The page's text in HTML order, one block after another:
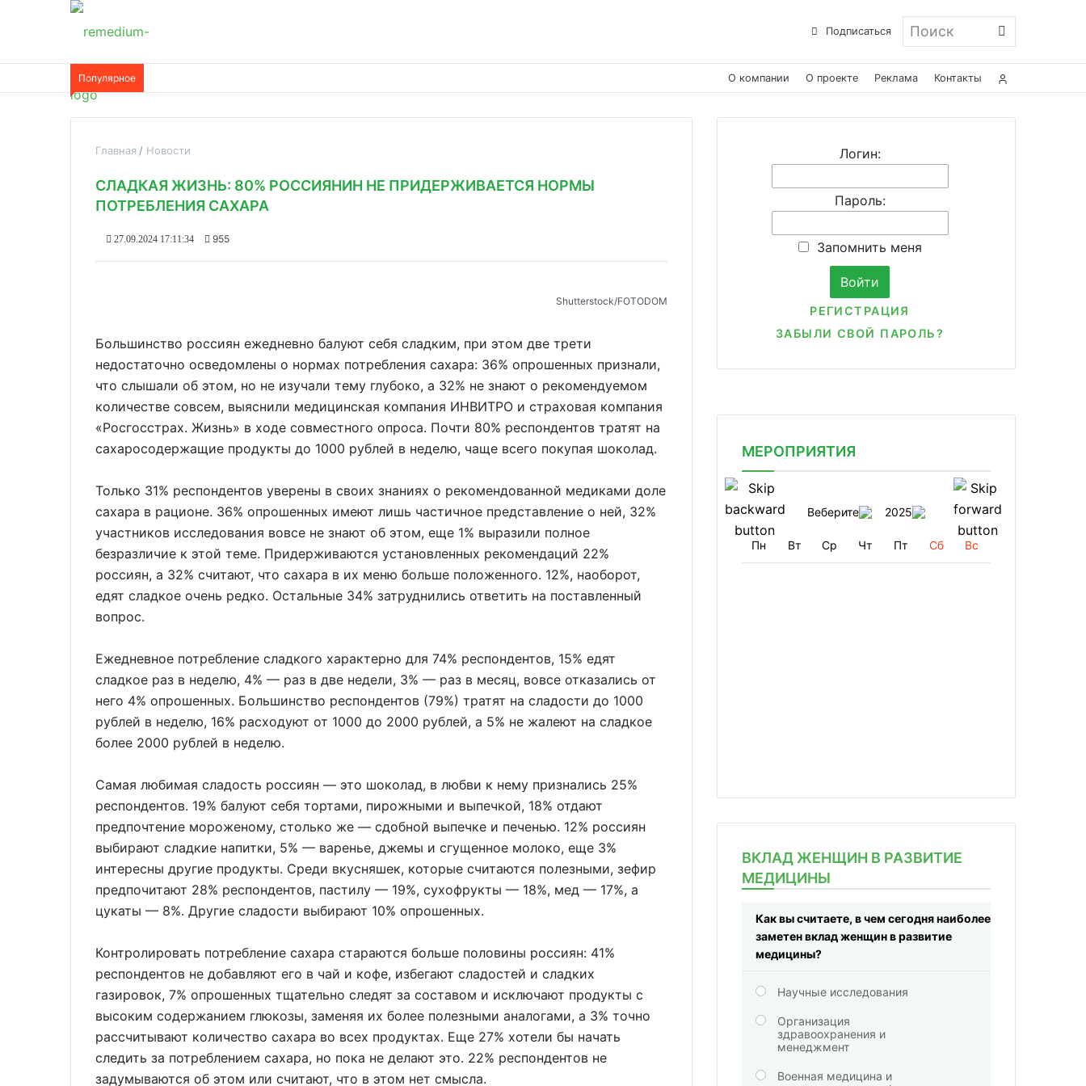
Подписаться Поиск
Популярное О компании О проекте Реклама Контакты
Главная Новости
СЛАДКАЯ ЖИЗНЬ: 80% РОССИЯНИН НЕ ПРИДЕРЖИВАЕТСЯ НОРМЫ
ПОТРЕБЛЕНИЯ САХАРА
27.09.2024 17:11:34 955
Shutterstoсk/FOTODOM
Большинство россиян ежедневно балуют себя сладким, при этом две трети
недостаточно осведомлены о нормах потребления сахара: 36% опрошенных признали,
что слышали об этом, но не изучали тему глубоко, а 32% не знают о рекомендуемом
количестве совсем, выяснили медицинская компания ИНВИТРО и страховая компания
«Росгосстрах. Жизнь» в ходе совместного опроса. Почти 80% респондентов тратят на
сахаросодержащие продукты до 1000 рублей в неделю, чаще всего покупая шоколад.
Только 31% респондентов уверены в своих знаниях о рекомендованной медиками доле
сахара в рационе. 36% опрошенных имеют лишь частичное представление о ней, 32%
участников исследования вовсе не знают об этом, еще 1% выразили полное
безразличие к этой теме. Придерживаются установленных рекомендаций 22%
россиян, а 32% считают, что сахара в их меню больше положенного. 12%, наоборот,
едят сладкое очень редко. Остальные 34% затруднились ответить на поставленный
вопрос.
Ежедневное потребление сладкого характерно для 74% респондентов, 15% едят
сладкое раз в неделю, 4% — раз в две недели, 3% — раз в месяц, вовсе отказались от
него 4% опрошенных. Большинство респондентов (79%) тратят на сладости до 1000
рублей в неделю, 16% расходуют от 1000 до 2000 рублей, а 5% не жалеют на сладкое
более 2000 рублей в неделю.
Самая любимая сладость россиян — это шоколад, в любви к нему признались 25%
респондентов. 19% балуют себя тортами, пирожными и выпечкой, 18% отдают
предпочтение мороженому, столько же — сдобной выпечке и печенью. 12% россиян
выбирают сладкие напитки, 5% — варенье, джемы и сгущенное молоко, еще 3%
интересны другие продукты. Среди вкусняшек, которые считаются полезными, зефир
предпочитают 28% респондентов, пастилу — 19%, сухофрукты — 18%, мед — 17%, а
цукаты — 8%. Другие сладости выбирают 10% опрошенных.
Контролировать потребление сахара стараются больше половины россиян: 41%
респондентов не добавляют его в чай и кофе, избегают сладостей и сладких
газировок, 7% опрошенных тщательно следят за составом и исключают продукты с
высоким содержанием глюкозы, заменяя их более полезными аналогами, а 3% точно
рассчитывают количество сахара во всех продуктах. Еще 27% хотели бы начать
следить за потреблением сахара, но пока не делают это. 22% респондентов не
задумываются об этом или считают, что в этом нет смысла.
Логин:
Пароль:
Запомнить меня
РЕГИСТРАЦИЯ
ЗАБЫЛИ СВОЙ ПАРОЛЬ?
МЕРОПРИЯТИЯ
Веберите 2025
Пн Вт Ср Чт Пт Сб Вс
ВКЛАД ЖЕНЩИН В РАЗВИТИЕ
МЕДИЦИНЫ
Как вы считаете, в чем сегодня наиболее
заметен вклад женщин в развитие
медицины?
Научные исследования
Организация
здравоохранения и
менеджмент
Военная медицина и